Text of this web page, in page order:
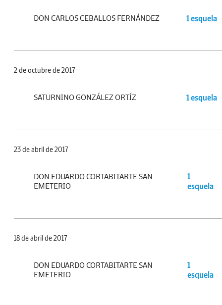
DON CARLOS CEBALLOS FERNÁNDEZ 1 esquela
2 de octubre de 2017
SATURNINO GONZÁLEZ ORTÍZ 1 esquela
23 de abril de 2017
DON EDUARDO CORTABITARTE SAN
EMETERIO
1
esquela
18 de abril de 2017
DON EDUARDO CORTABITARTE SAN
EMETERIO
1
esquela